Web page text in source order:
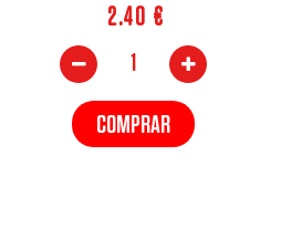
2.40 €
COMPRAR